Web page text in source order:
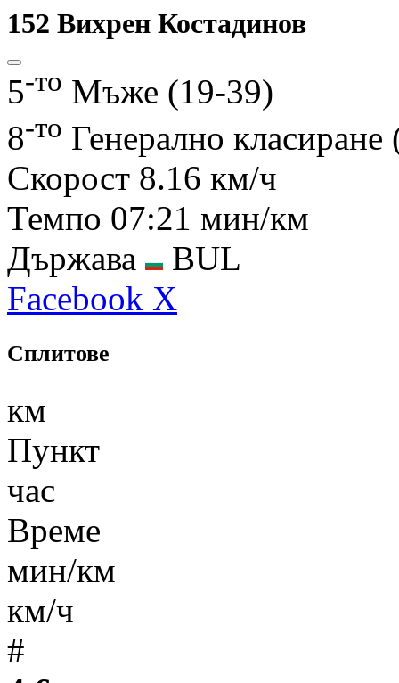
152 Вихрен Костадинов
5-то Мъже (19-39)
8-то Генерално
Скорост 8.16 км/ч
Темпо 07:21 мин/км
Държава
BUL
Facebook X
Сплитове
км
Пункт
час
Време
мин/км
км/ч
#